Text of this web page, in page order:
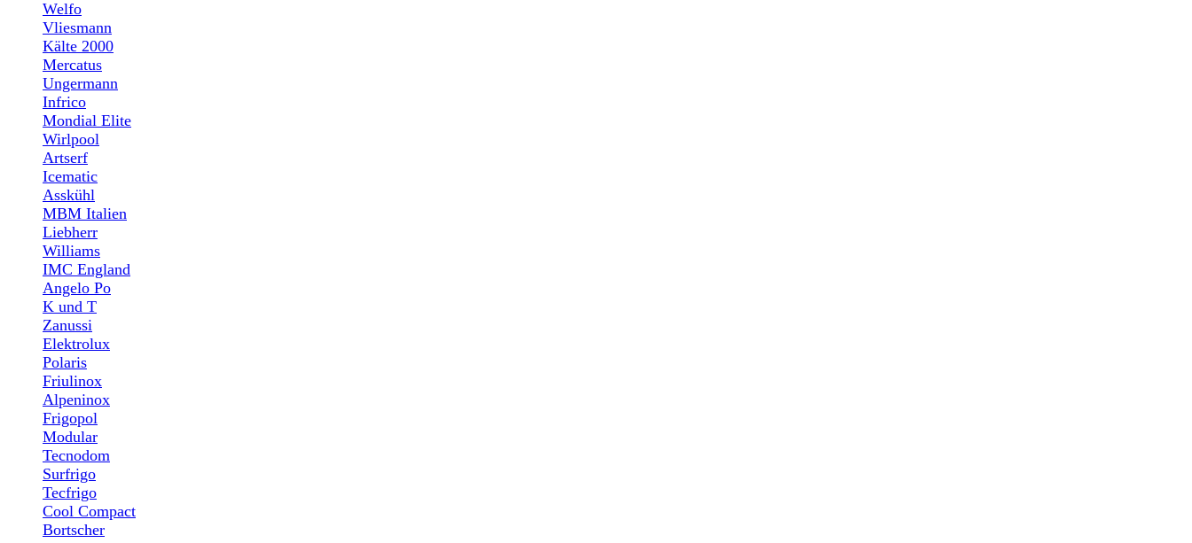
Welfo
Vliesmann
Kälte 2000
Mercatus
Ungermann
Infrico
Mondial Elite
Wirlpool
Artserf
Icematic
Asskühl
MBM Italien
Liebherr
Williams
IMC England
Angelo Po
K und T
Zanussi
Elektrolux
Polaris
Friulinox
Alpeninox
Frigopol
Modular
Tecnodom
Surfrigo
Tecfrigo
Cool Compact
Bortscher